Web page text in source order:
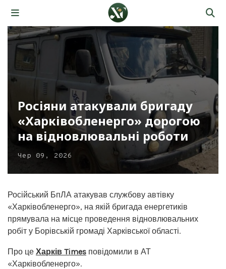
Росіяни атакували бригаду
«Харківобленерго» дорогою
на відновлювальні роботи
Чер 09, 2026
Російський БпЛА атакував службову автівку
«Харківобленерго», на якій бригада енергетиків
прямувала на місце проведення відновлювальних
робіт у Борівській громаді Харківської області.
Про це Харків Times повідомили в АТ
«Харківобленерго».